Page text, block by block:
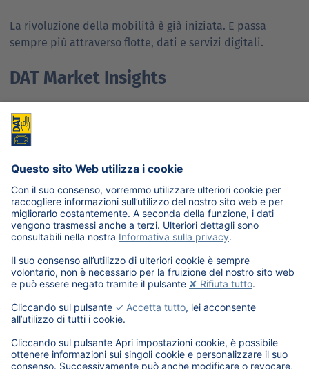
La rivoluzione della mobilità è già iniziata. E passa
sempre più attraverso flotte, dati e servizi digitali.
DAT Market Insights
Analisi, trend e strumenti digitali per
interpretare l’evoluzione del mercato
automotive.
della mobilità. DAT supporta il settore con dati affidabili,
strumenti di analisi e soluzioni digitali dedicate al
mercato automotive.
Approfondisci
Indietro